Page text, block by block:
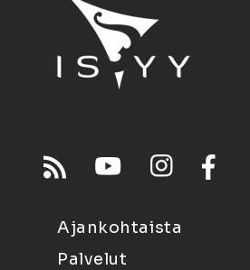
Ajankohtaista
Palvelut